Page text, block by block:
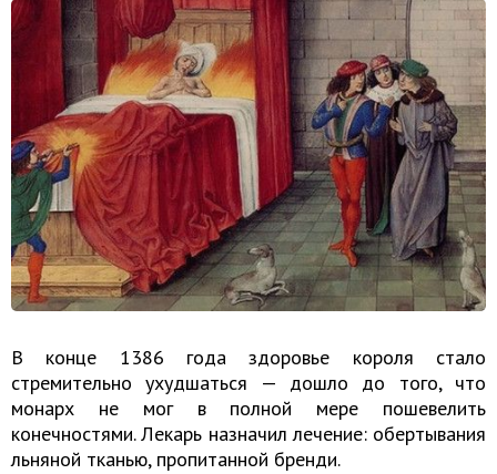
В конце 1386 года здоровье короля стало
стремительно ухудшаться — дошло до того, что
монарх не мог в полной мере пошевелить
конечностями. Лекарь назначил лечение: обертывания
льняной тканью, пропитанной бренди.